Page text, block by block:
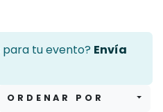
para tu evento? Envía
ORDENAR POR